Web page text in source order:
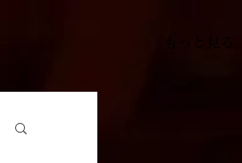
もっと見る